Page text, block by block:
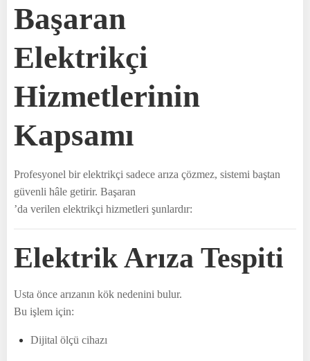
Başaran
Elektrikçi
Hizmetlerinin
Kapsamı
Profesyonel bir elektrikçi sadece arıza çözmez, sistemi baştan
güvenli hâle getirir. Başaran
’da verilen elektrikçi hizmetleri şunlardır:
Elektrik Arıza Tespiti
Usta önce arızanın kök nedenini bulur.
Bu işlem için:
Dijital ölçü cihazı